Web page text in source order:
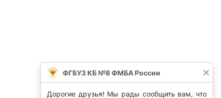
ФГБУЗ КБ №8 ФМБА России
Дорогие друзья! Мы рады сообщить вам, что